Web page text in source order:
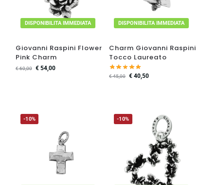
DISPONIBILITA IMMEDIATA
Giovanni Raspini Flower
Pink Charm
€60,00 €54,00
DISPONIBILITA IMMEDIATA
Charm Giovanni Raspini
Tocco Laureato
€45,00 € 40,50
-10% -10%